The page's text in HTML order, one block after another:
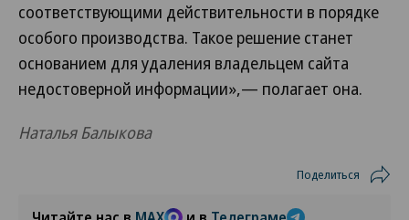
соответствующими действительности в порядке
особого производства. Такое решение станет
основанием для удаления владельцем сайта
недостоверной информации»,— полагает она.
Наталья Балыкова
Поделиться